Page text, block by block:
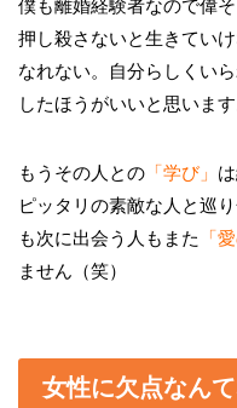
僕も離婚経験者なので偉
押し殺さないと生きてい
なれない。自分らしくい
したほうがいいと思います
もうその人との 「学び」
ピッタリの素敵な人と巡
も次に出会う人もまた
「
ません（笑）
女性に欠点なん